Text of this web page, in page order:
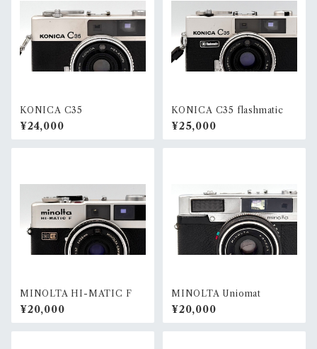
KONICA C35
¥24,000
KONICA C35 flashmatic
¥25,000
MINOLTA HI-MATIC F
¥20,000
MINOLTA Uniomat
¥20,000